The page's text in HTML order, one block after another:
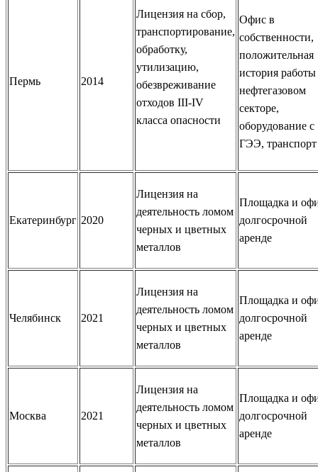
Пермь 2014
Лицензия на сбор,
транспортирование,
обработку,
утилизацию,
обезвреживание
отходов III-IV
класса опасности
Офис в
собственности,
положительная
история работы
нефтегазовом
секторе,
оборудование с
ГЭЭ, транспорт
Екатеринбург 2020
Лицензия на
деятельность ломом
черных и цветных
металлов
Площадка и
долгосрочной
аренде
Челябинск 2021
Лицензия на
деятельность ломом
черных и цветных
металлов
Площадка и
долгосрочной
аренде
Москва 2021
Лицензия на
деятельность ломом
черных и цветных
металлов
Площадка и
долгосрочной
аренде